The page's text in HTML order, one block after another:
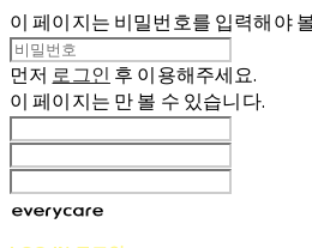
이 페이지는 비밀번호를 입력해야
먼저 로그인 후 이용해주세요.
이 페이지는 만 볼 수 있습니다.